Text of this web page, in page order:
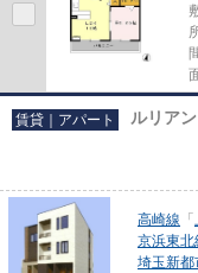
賃貸｜アパート ルリアン
高崎線 「
京浜東北
埼玉新都